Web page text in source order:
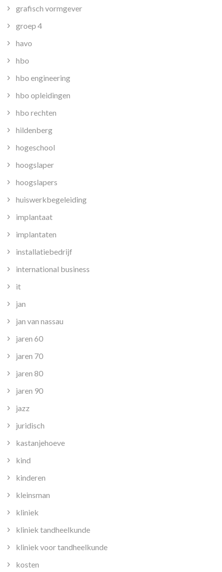
grafisch vormgever
groep 4
havo
hbo
hbo engineering
hbo opleidingen
hbo rechten
hildenberg
hogeschool
hoogslaper
hoogslapers
huiswerkbegeleiding
implantaat
implantaten
installatiebedrijf
international business
it
jan
jan van nassau
jaren 60
jaren 70
jaren 80
jaren 90
jazz
juridisch
kastanjehoeve
kind
kinderen
kleinsman
kliniek
kliniek tandheelkunde
kliniek voor tandheelkunde
kosten